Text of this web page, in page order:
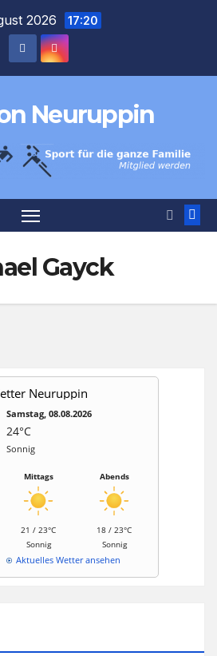
2026 17:20
Neuruppin
Gayck
Neuruppin
Samstag, 08.08.2026
24°C
Sonnig
Mittags
21 / 23°C
Sonnig
Abends
18 / 23°C
Sonnig
Aktuelles Wetter ansehen